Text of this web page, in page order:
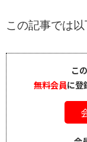
この記事では
こ
無料会員に登